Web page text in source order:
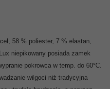
58 % poliester, 7 % elastan,
niepikowany posiada zamek
pokrowca w temp. do 60°C.
wilgoci niż tradycyjna